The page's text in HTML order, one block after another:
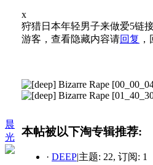
晨
光
x
狩猎日本年轻男子来做爱5链
游客，查看隐藏内容请回复
本帖被以下淘专辑推荐:
· DEEP|主题: 22, 订阅: 1